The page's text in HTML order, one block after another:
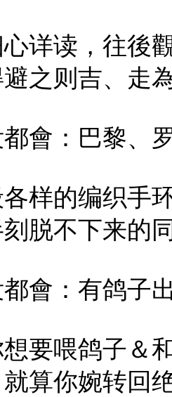
详读，往後
之则吉、走
會：巴黎、
样的编织手
脱不下来的
會：有鸽子
要喂鸽子＆
算你婉转回